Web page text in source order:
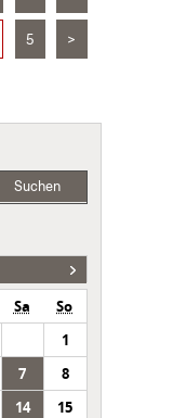
5 >
Suchen
Sa
So
1
7
8
14
15